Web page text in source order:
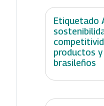
Etiquetado
productos
brasileños